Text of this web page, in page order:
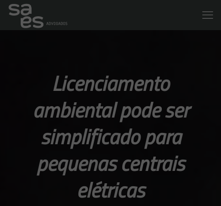
Licenciamento
ambiental pode ser
simplificado para
pequenas centrais
elétricas